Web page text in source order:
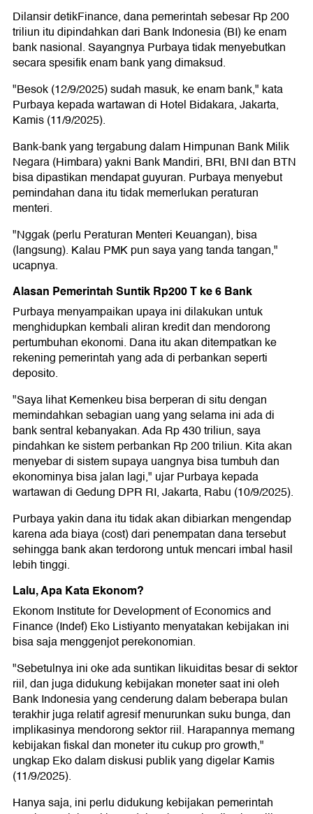
Dilansir detikFinance, dana pemerintah sebesar Rp 200
triliun itu dipindahkan dari Bank Indonesia (BI) ke enam
bank nasional. Sayangnya Purbaya tidak menyebutkan
secara spesifik enam bank yang dimaksud.
"Besok (12/9/2025) sudah masuk, ke enam bank," kata
Purbaya kepada wartawan di Hotel Bidakara, Jakarta,
Kamis (11/9/2025).
Bank-bank yang tergabung dalam Himpunan Bank Milik
Negara (Himbara) yakni Bank Mandiri, BRI, BNI dan BTN
bisa dipastikan mendapat guyuran. Purbaya menyebut
pemindahan dana itu tidak memerlukan peraturan
menteri.
"Nggak (perlu Peraturan Menteri Keuangan), bisa
(langsung). Kalau PMK pun saya yang tanda tangan,"
ucapnya.
Alasan Pemerintah Suntik Rp200 T ke 6 Bank
Purbaya menyampaikan upaya ini dilakukan untuk
menghidupkan kembali aliran kredit dan mendorong
pertumbuhan ekonomi. Dana itu akan ditempatkan ke
rekening pemerintah yang ada di perbankan seperti
deposito.
"Saya lihat Kemenkeu bisa berperan di situ dengan
memindahkan sebagian uang yang selama ini ada di
bank sentral kebanyakan. Ada Rp 430 triliun, saya
pindahkan ke sistem perbankan Rp 200 triliun. Kita akan
menyebar di sistem supaya uangnya bisa tumbuh dan
ekonominya bisa jalan lagi," ujar Purbaya kepada
wartawan di Gedung DPR RI, Jakarta, Rabu (10/9/2025).
Purbaya yakin dana itu tidak akan dibiarkan mengendap
karena ada biaya (cost) dari penempatan dana tersebut
sehingga bank akan terdorong untuk mencari imbal hasil
lebih tinggi.
Lalu, Apa Kata Ekonom?
Ekonom Institute for Development of Economics and
Finance (Indef) Eko Listiyanto menyatakan kebijakan ini
bisa saja menggenjot perekonomian.
"Sebetulnya ini oke ada suntikan likuiditas besar di sektor
riil, dan juga didukung kebijakan moneter saat ini oleh
Bank Indonesia yang cenderung dalam beberapa bulan
terakhir juga relatif agresif menurunkan suku bunga, dan
implikasinya mendorong sektor riil. Harapannya memang
kebijakan fiskal dan moneter itu cukup pro growth,"
ungkap Eko dalam diskusi publik yang digelar Kamis
(11/9/2025).
Hanya saja, ini perlu didukung kebijakan pemerintah